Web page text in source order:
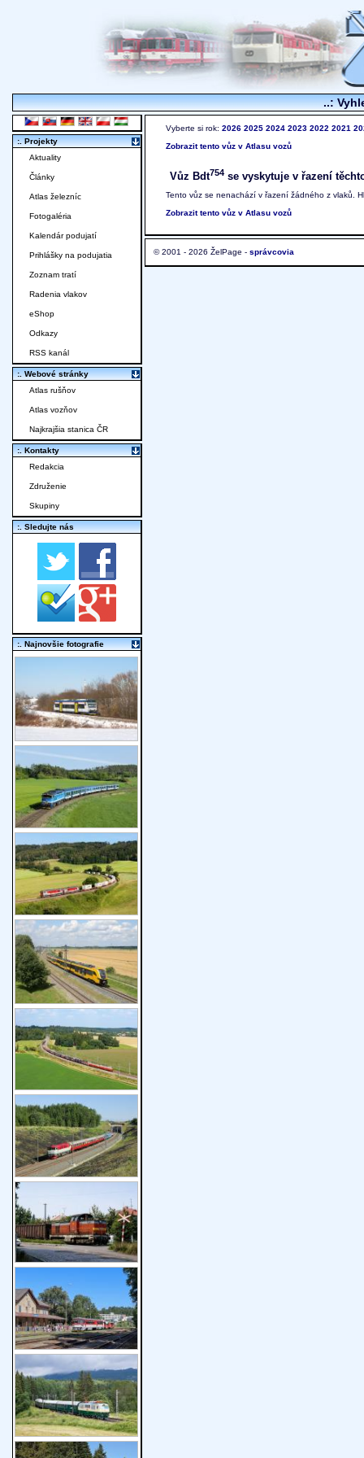
..:
Vyberte si rok: 2026 2025 2024 2023 2022 2021
Zobrazit tento vůz v Atlasu vozů
Vůz Bdt754 se vyskytuje v řazení
Tento vůz se nenachází v řazení žádného z vlaků.
Zobrazit tento vůz v Atlasu vozů
© 2001 - 2026 ŽelPage - správcovia
:. Projekty
Aktuality
Články
Atlas železníc
Fotogaléria
Kalendár podujatí
Prihlášky na podujatia
Zoznam tratí
Radenia vlakov
eShop
Odkazy
RSS kanál
:. Webové stránky
Atlas rušňov
Atlas vozňov
Najkrajšia stanica ČR
:. Kontakty
Redakcia
Združenie
Skupiny
:. Sledujte nás
:. Najnovšie fotografie